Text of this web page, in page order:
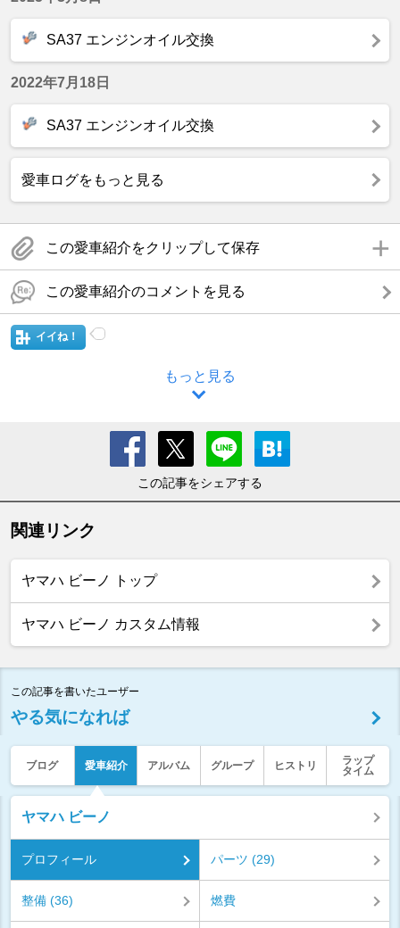
SA37 エンジンオイル交換
2022年7月18日
SA37 エンジンオイル交換
愛車ログをもっと見る
この愛車紹介をクリップして保存
この愛車紹介のコメントを見る
イイね！
もっと見る
この記事をシェアする
関連リンク
ヤマハ ビーノ トップ
ヤマハ ビーノ カスタム情報
この記事を書いたユーザー
やる気になれば
ブログ 愛車紹介 アルバム グループ ヒストリ
ラップ
タイム
ヤマハ ビーノ
プロフィール パーツ (29)
整備 (36) 燃費